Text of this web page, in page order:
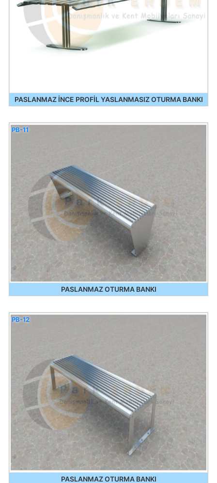
PASLANMAZ İNCE PROFİL YASLANMASIZ OTURMA BANKI
PASLANMAZ OTURMA BANKI
PB-11
PASLANMAZ OTURMA BANKI
PB-12